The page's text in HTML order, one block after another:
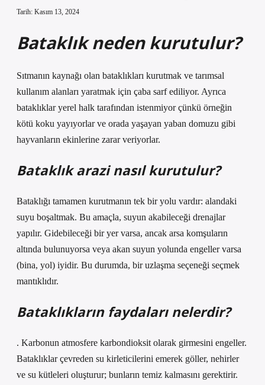
Tarih: Kasım 13, 2024
Bataklık neden kurutulur?
Sıtmanın kaynağı olan bataklıkları kurutmak ve tarımsal
kullanım alanları yaratmak için çaba sarf ediliyor. Ayrıca
bataklıklar yerel halk tarafından istenmiyor çünkü örneğin
kötü koku yayıyorlar ve orada yaşayan yaban domuzu gibi
hayvanların ekinlerine zarar veriyorlar.
Bataklık arazi nasıl kurutulur?
Bataklığı tamamen kurutmanın tek bir yolu vardır: alandaki
suyu boşaltmak. Bu amaçla, suyun akabileceği drenajlar
yapılır. Gidebileceği bir yer varsa, ancak arsa komşuların
altında bulunuyorsa veya akan suyun yolunda engeller varsa
(bina, yol) iyidir. Bu durumda, bir uzlaşma seçeneği seçmek
mantıklıdır.
Bataklıkların faydaları nelerdir?
. Karbonun atmosfere karbondioksit olarak girmesini engeller.
Bataklıklar çevreden su kirleticilerini emerek göller, nehirler
ve su kütleleri oluşturur; bunların temiz kalmasını gerektirir.